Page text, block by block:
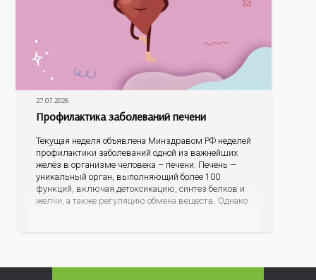
27.07.2026
Профилактика заболеваний печени
Текущая неделя объявлена Минздравом РФ неделей
профилактики заболеваний одной из важнейших
желёз в организме человека – печени. Печень —
уникальный орган, выполняющий более 100
функций, включая детоксикацию, синтез белков и
желчи, а также регуляцию обмена веществ. Однако